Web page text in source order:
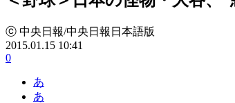
ⓒ 中央日報/中央日報日本語版
2015.01.15 10:41
0
あ
あ